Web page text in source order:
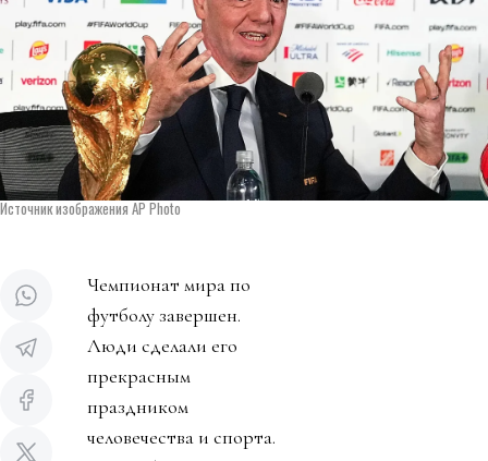
Источник изображения AP Photo
Чемпионат мира по
футболу завершен.
Люди сделали его
прекрасным
праздником
человечества и спорта.